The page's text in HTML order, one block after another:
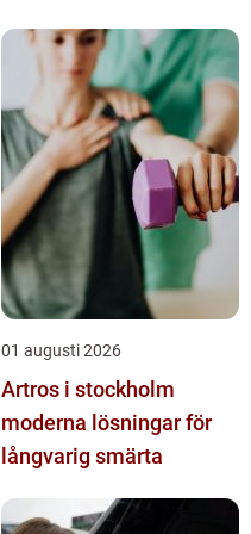
01 augusti 2026
Artros i stockholm
moderna lösningar för
långvarig smärta